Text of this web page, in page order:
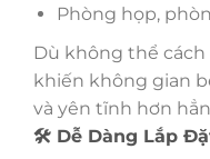
Phòng họp,
Dù không thể
khiến không gian
và yên tĩnh hơn
🛠️ Dễ Dàng Lắp